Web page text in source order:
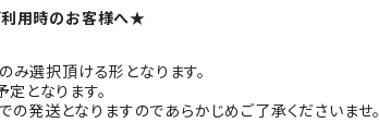
利用時のお客様へ★
選択頂ける形となります。
となります。
発送となりますのであらかじめご了承くださいませ。